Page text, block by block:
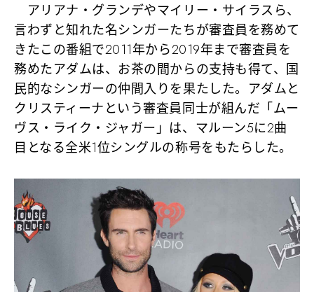
アリアナ・グランデやマイリー・サイラスら、
言わずと知れた名シンガーたちが審査員を務めて
きたこの番組で2011年から2019年まで審査員を
務めたアダムは、 お茶の間からの支持も得て、国
民的なシンガーの仲間入りを果たした。アダムと
クリスティーナという審査員同士が組んだ「ムー
ヴス・ライク・ジャガー」は、マルーン5に2曲
目となる全米1位シングルの称号をもたらした。